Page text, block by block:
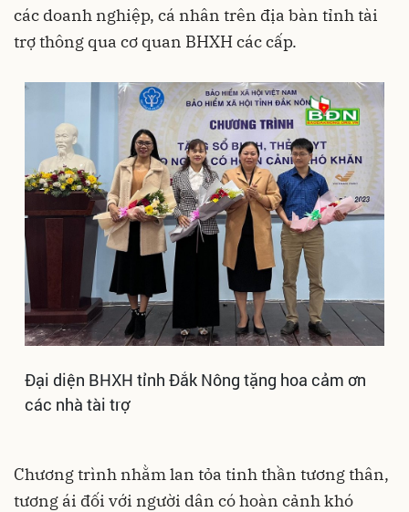
các doanh nghiệp, cá nhân trên địa bàn tỉnh tài
trợ thông qua cơ quan BHXH các cấp.
Đại diện BHXH tỉnh Đắk Nông tặng hoa cảm ơn
các nhà tài trợ
Chương trình nhằm lan tỏa tinh thần tương thân,
tương ái đối với người dân có hoàn cảnh khó